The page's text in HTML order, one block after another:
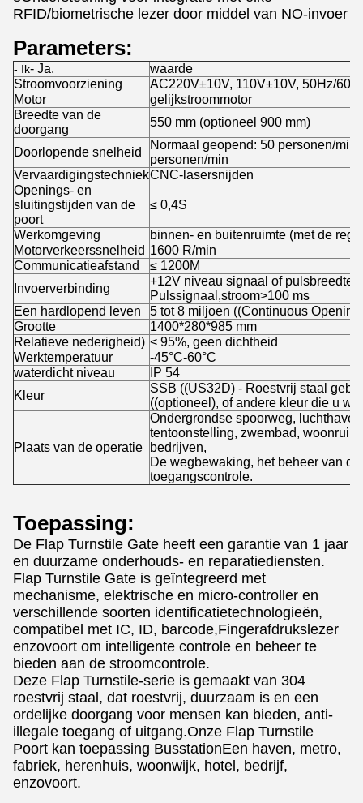
RFID/biometrische lezer door middel van NO-invoer
Parameters:
- Ik- Ja.
waarde
Stroomvoorziening
AC220V±10V, 110V±10V, 50Hz/
Motor
gelijkstroommotor
Breedte van de
doorgang
550 mm (optioneel 900 mm)
Doorlopende snelheid
Normaal geopend: 50 personen/
personen/min
VervaardigingstechniekCNC-lasersnijden
Openings- en
sluitingstijden van de
poort
≤ 0,4S
Werkomgeving
binnen- en buitenruimte (met de
Motorverkeerssnelheid 1600 R/min
Communicatieafstand
≤ 1200M
Invoerverbinding
+12V niveau signaal of
Pulssignaal,stroom>100 ms
Een hardlopend leven
5 tot 8 miljoen ((Continuous
Grootte
1400*280*985 mm
Relatieve nederigheid) < 95%, geen dichtheid
Werktemperatuur
-45°C-60°C
waterdicht niveau
IP 54
Kleur
SSB ((US32D) - Roestvrij staal
((optioneel), of andere kleur die u wilt
Plaats van de operatie
Ondergrondse spoorweg,
tentoonstelling, zwembad,
bedrijven,
De wegbewaking, het beheer van
toegangscontrole.
Toepassing:
De Flap Turnstile Gate heeft een garantie van 1 jaar
en duurzame onderhouds- en reparatiediensten.
Flap Turnstile Gate is geïntegreerd met
mechanisme, elektrische en micro-controller en
verschillende soorten identificatietechnologieën,
compatibel met IC, ID, barcode,Fingerafdrukslezer
enzovoort om intelligente controle en beheer te
bieden aan de stroomcontrole.
Deze Flap Turnstile-serie is gemaakt van 304
roestvrij staal, dat roestvrij, duurzaam is en een
ordelijke doorgang voor mensen kan bieden, anti-
illegale toegang of uitgang.Onze Flap Turnstile
Poort kan toepassing BusstationEen haven, metro,
fabriek, herenhuis, woonwijk, hotel, bedrijf,
enzovoort.